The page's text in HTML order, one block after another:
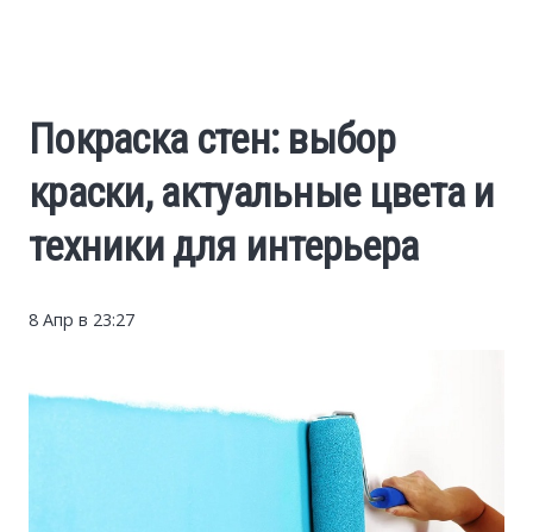
Finance
Investments
Покраска стен: выбор
краски, актуальные цвета и
техники для интерьера
8 Апр в 23:27